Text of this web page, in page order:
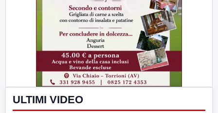
ULTIMI VIDEO